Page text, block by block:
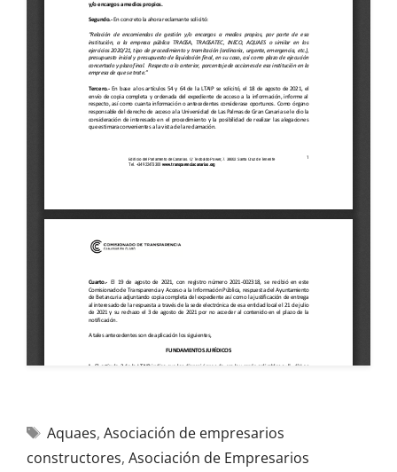
Aquaes, Asociación de empresarios
constructores, Asociación de Empresarios